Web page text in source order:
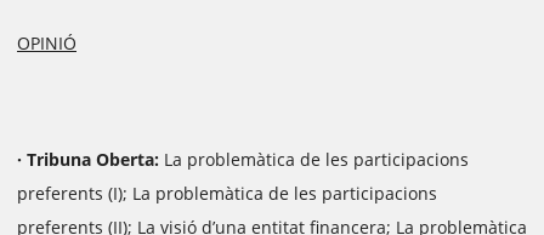
OPINIÓ
· Tribuna Oberta: La problemàtica de les participacions
preferents (I); La problemàtica de les participacions
preferents (II); La visió d’una entitat financera; La problemàtica